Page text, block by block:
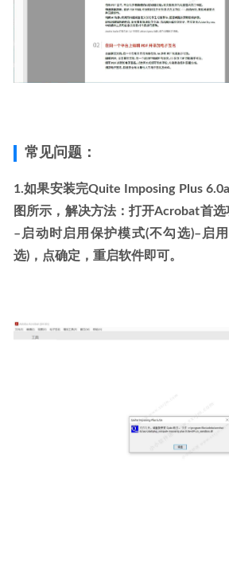
常见问题：
1.如果安装完Quite Imposing Plus
图所示，解决方法：打开Acrobat首
–启动时启用保护模式(不勾选)–启
选)，点确定，重启软件即可。